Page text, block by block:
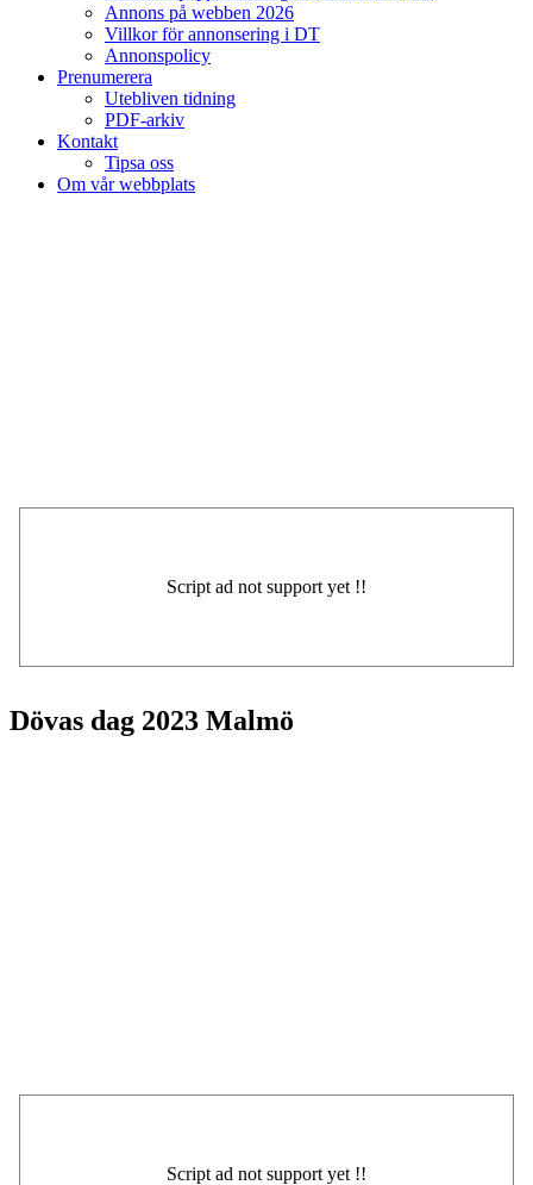
Annons på webben 2026
Villkor för annonsering i DT
Annonspolicy
Prenumerera
Utebliven tidning
PDF-arkiv
Kontakt
Tipsa oss
Om vår webbplats
Dövas dag 2023 Malmö